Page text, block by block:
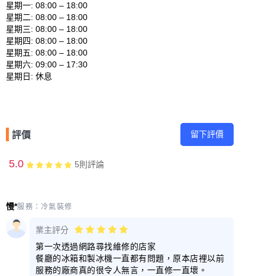
星期一: 08:00 – 18:00
星期二: 08:00 – 18:00
星期三: 08:00 – 18:00
星期四: 08:00 – 18:00
星期五: 08:00 – 18:00
星期六: 09:00 – 17:30
評價 留下評價
5.0 5則評論
慢*服務： 冷氣裝修
業主評分
第一次透過網路尋找維修的店家
餐廳的冰箱和製冰機一直都有問題，原本店裡以前
服務的廠商真的很令人無言，一直修一直壞。